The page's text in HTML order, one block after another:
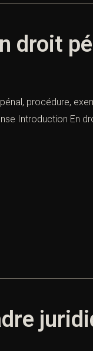
droit
procédure,
Introduction En